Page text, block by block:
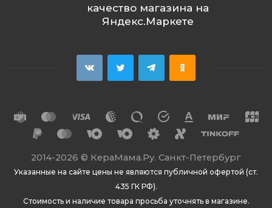
2014-2026 © КераМама.Ру. Санкт-Петербург
Указанные на сайте цены не являются публичной офертой (ст.
435 ГК РФ).
Стоимость и наличие товара просьба уточнять в магазине.